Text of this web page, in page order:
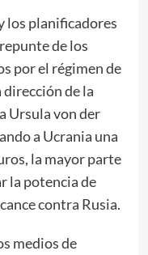
los planificadores
de los
por el régimen de
dirección de la
Ursula von der
a Ucrania una
la mayor parte
la potencia de
contra Rusia.
medios de